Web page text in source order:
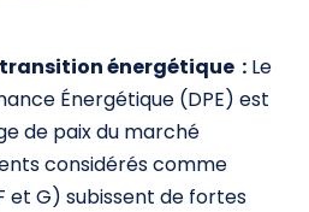
énergétique : Le
Énergétique (DPE) est
de paix du marché
considérés comme
et G) subissent de fortes